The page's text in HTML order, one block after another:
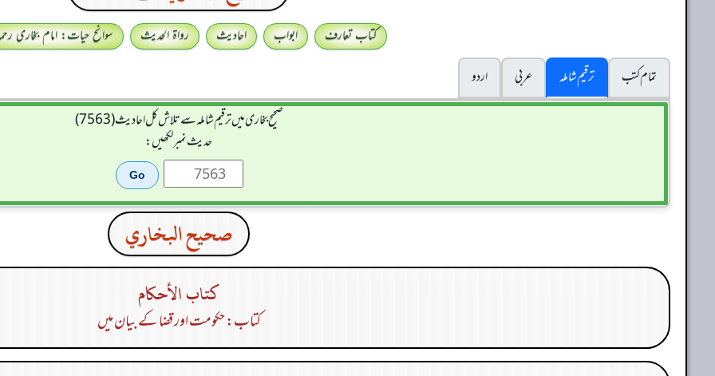
کتاب تعارف ابواب احادیث رواۃ الحدیث
سوانح حیات: امام بخاری
تمام کتب
ترقیم شاملہ عربی
اردو
صحیح بخاری میں ترقیم شاملہ سے تلاش کل احادیث (7563)
حدیث نمبر لکھیں:
صحيح البخاري
كتاب الأحكام
کتاب: حکومت اور قضا کے بیان میں